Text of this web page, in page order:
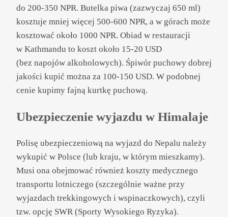
do 200-350 NPR. Butelka piwa (zazwyczaj 650 ml)
kosztuje mniej więcej 500-600 NPR, a w górach może
kosztować około 1000 NPR. Obiad w restauracji
w Kathmandu to koszt około 15-20 USD
(bez napojów alkoholowych). Śpiwór puchowy dobrej
jakości kupić można za 100-150 USD. W podobnej
cenie kupimy fajną kurtkę puchową.
Ubezpieczenie wyjazdu w Himalaje
Polisę ubezpieczeniową na wyjazd do Nepalu należy
wykupić w Polsce (lub kraju, w którym mieszkamy).
Musi ona obejmować również koszty medycznego
transportu lotniczego (szczególnie ważne przy
wyjazdach trekkingowych i wspinaczkowych), czyli
tzw. opcję SWR (Sporty Wysokiego Ryzyka).